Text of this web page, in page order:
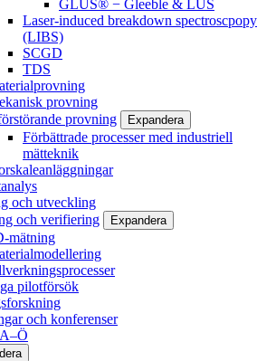
GLUS® − Gleeble & LUS
Laser-induced breakdown spectroscpopy
(LIBS)
SCGD
TDS
provning
provning
Expandera
Förbättrade processer med industriell
mätteknik
och utveckling
och verifiering
Expandera
mätning
pilotförsök
och konferenser